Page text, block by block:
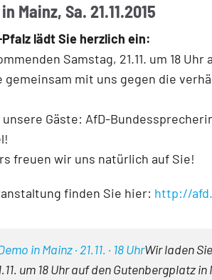
Mainz, Sa. 21.11.2015
lädt Sie herzlich ein:
Samstag, 21.11. um 18
gemeinsam mit uns gegen die
Gäste: AfD-
freuen wir uns natürlich auf Sie!
finden Sie hier: http://
in Mainz · 21.11. · 18 UhrWir laden
um 18 Uhr auf den Gutenbergplatz